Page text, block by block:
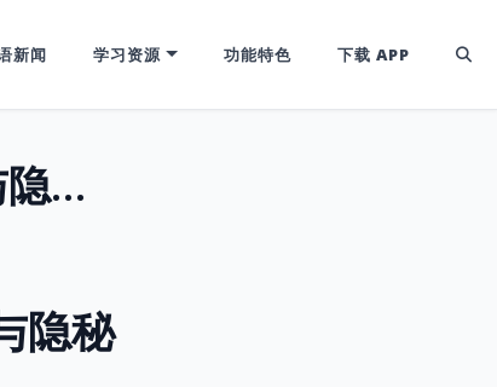
新闻 学习资源 功能特色 下载 APP
掌握“under-”：四六级核心词汇的深度与隐秘力量，告别考场词义盲区！
隐秘